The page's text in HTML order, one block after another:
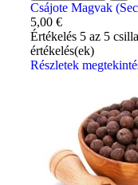
Csájote Magvak
5,00 €
Értékelés 5 az 5
értékelés(ek)
Részletek